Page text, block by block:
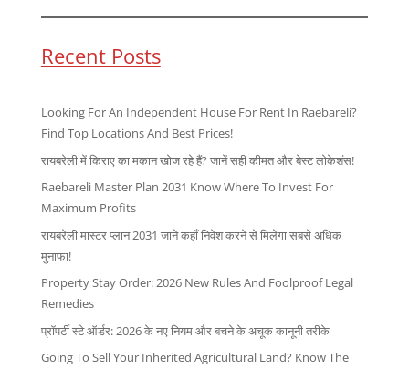
Recent Posts
Looking For An Independent House For Rent In Raebareli?
Find Top Locations And Best Prices!
रायबरेली में किराए का मकान खोज रहे हैं? जानें सही कीमत और बेस्ट लोकेशंस!
Raebareli Master Plan 2031 Know Where To Invest For
Maximum Profits
रायबरेली मास्टर प्लान 2031 जाने कहाँ निवेश करने से मिलेगा सबसे अधिक
मुनाफा!
Property Stay Order: 2026 New Rules And Foolproof Legal
Remedies
प्रॉपर्टी स्टे ऑर्डर: 2026 के नए नियम और बचने के अचूक कानूनी तरीके
Going To Sell Your Inherited Agricultural Land? Know The